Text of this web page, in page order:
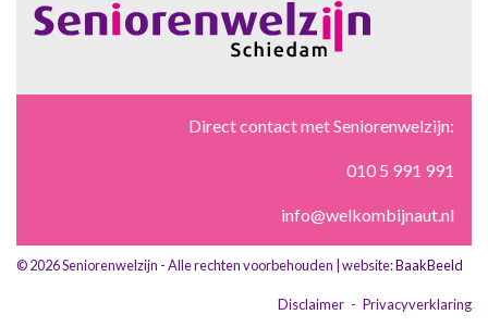
Direct contact met Seniorenwelzijn:
010 5 991 991
info@welkombijnaut.nl
© 2026 Seniorenwelzijn - Alle rechten voorbehouden | website:BaakBeeld
Disclaimer - Privacyverklaring